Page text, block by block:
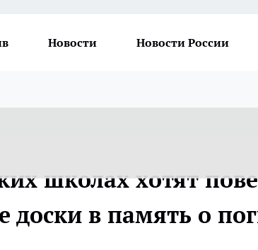
Новости Новости России
школах хотят
доски в память о